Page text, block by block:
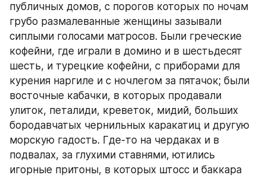
публичных домов, с порогов которых по ночам
грубо размалеванные женщины зазывали
сиплыми голосами матросов. Были греческие
кофейни, где играли в домино и в шестьдесят
шесть, и турецкие кофейни, с приборами для
курения наргиле и с ночлегом за пятачок; были
восточные кабачки, в которых продавали
улиток, петалиди, креветок, мидий, больших
бородавчатых чернильных каракатиц и другую
морскую гадость. Где-то на чердаках и в
подвалах, за глухими ставнями, ютились
игорные притоны, в которых штосс и баккара